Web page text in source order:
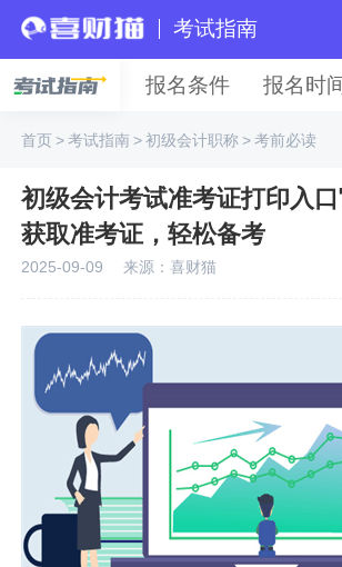
考试指南
报名条件 报名时
首页>考试指南>初级会计职称>考前必读
初级会计考试准考证打印入
获取准考证，轻松备考
2025-09-09 来源：喜财猫